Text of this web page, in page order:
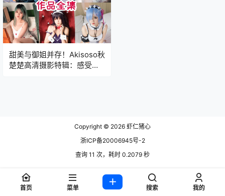
甜美与御姐并存！Akisoso秋
楚楚高清摄影特辑：感受日
Copyright © 2026 虾仁猪心
浙ICP备20006945号-2
查询 11 次，耗时 0.2079 秒
首页 菜单 搜索 我的